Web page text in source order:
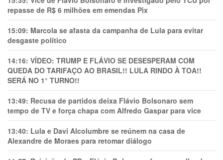
repasse de R$ 6 milhões em emendas Pix
15:09: Marcola se afasta da campanha de Lula para evitar
desgaste político
14:16: VÍDEO: TRUMP E FLÁVIO SE DESESPERAM COM
QUEDA DO TARIFAÇO AO BRASIL!! LULA RINDO À TOA!!
SERÁ NO 1° TURNO!!
13:49: Recusa de partidos deixa Flávio Bolsonaro sem
tempo de TV e força chapa com Alfredo Gaspar para vice
13:40: Lula e Davi Alcolumbre se reúnem na casa de
Alexandre de Moraes para retomar diálogo